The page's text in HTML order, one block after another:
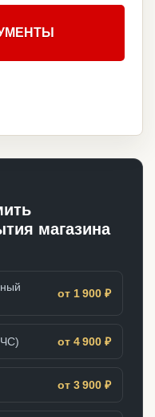
магазина
от 1 900 ₽
от 4 900 ₽
от 3 900 ₽